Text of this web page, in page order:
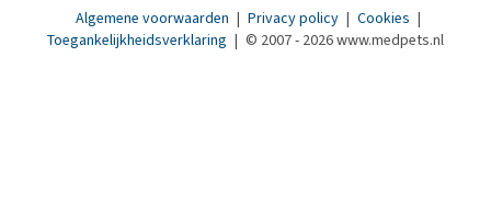
Algemene voorwaarden | Privacy policy | Cookies |
Toegankelijkheidsverklaring | © 2007 - 2026 www.medpets.nl